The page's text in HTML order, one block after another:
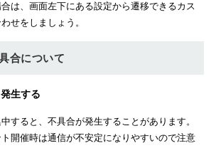
は、画面左下にある設定から遷移できるカス
せをしましょう。
合について
生する
すると、不具合が発生することがあります。
開催時は通信が不安定になりやすいので注意